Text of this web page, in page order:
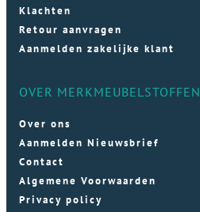
Klachten
Retour aanvragen
Aanmelden zakelijke klant
OVER MERKMEUBELSTOFFEN
Over ons
Aanmelden Nieuwsbrief
Contact
Algemene Voorwaarden
Privacy policy